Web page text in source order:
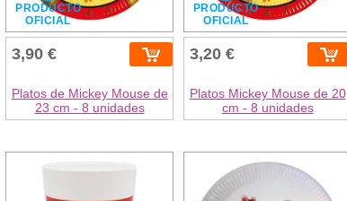
PRODUCTO
OFICIAL
3,90 €
Platos de Mickey Mouse de
23 cm - 8 unidades
PRODUCTO
OFICIAL
3,20 €
Platos Mickey Mouse de 20
cm - 8 unidades